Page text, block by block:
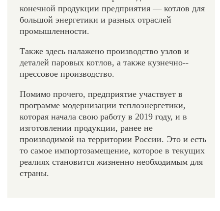
конечной продукции предприятия — котлов для
большой энергетики и разных отраслей
промышленности.
Также здесь налажено производство узлов и
деталей паровых котлов, а также кузнечно-­
прессовое производство.
Помимо прочего, предприятие участвует в
программе модернизации теплоэнергетики,
которая начала свою работу в 2019 году, и в
изготовлении продукции, ранее не
производимой на территории России. Это и есть
то самое импортозамещение, которое в текущих
реалиях становится жизненно необходимым для
страны.